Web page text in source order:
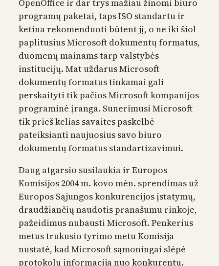
OpenOffice ir dar trys mažiau žinomi biuro
programų paketai, taps ISO standartu ir
ketina rekomenduoti būtent jį, o ne iki šiol
paplitusius Microsoft dokumentų formatus,
duomenų mainams tarp valstybės
institucijų. Mat uždarus Microsoft
dokumentų formatus tinkamai gali
perskaityti tik pačios Microsoft kompanijos
programinė įranga. Sunerimusi Microsoft
tik prieš kelias savaites paskelbė
pateiksianti naujuosius savo biuro
dokumentų formatus standartizavimui.
Daug atgarsio susilaukia ir Europos
Komisijos 2004 m. kovo mėn. sprendimas už
Europos Sąjungos konkurencijos įstatymų,
draudžiančių naudotis pranašumu rinkoje,
pažeidimus nubausti Microsoft. Penkerius
metus trukusio tyrimo metu Komisija
nustatė, kad Microsoft sąmoningai slėpė
protokolų informaciją nuo konkurentų.